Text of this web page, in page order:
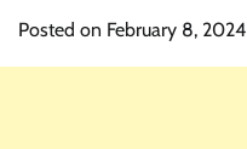
Posted on February 8, 2024